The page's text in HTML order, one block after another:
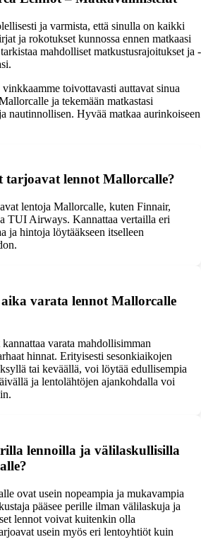
ja varmista, että sinulla on kaikki
ja rokotukset kunnossa ennen matkaasi
mahdolliset matkustusrajoitukset ja -
toivottavasti auttavat sinua
ja tekemään matkastasi
nautinnollisen. Hyvää matkaa aurinkoiseen
lennot Mallorcalle?
lentoja Mallorcalle, kuten Finnair,
TUI Airways. Kannattaa vertailla eri
ja hintoja löytääkseen itselleen
varata lennot Mallorcalle
varata mahdollisimman
hinnat. Erityisesti sesonkiaikojen
tai keväällä, voi löytää edullisempia
ja lentolähtöjen ajankohdalla voi
lennoilla ja välilaskullisilla
ovat usein nopeampia ja mukavampia
pääsee perille ilman välilaskuja ja
lennot voivat kuitenkin olla
usein myös eri lentoyhtiöt kuin